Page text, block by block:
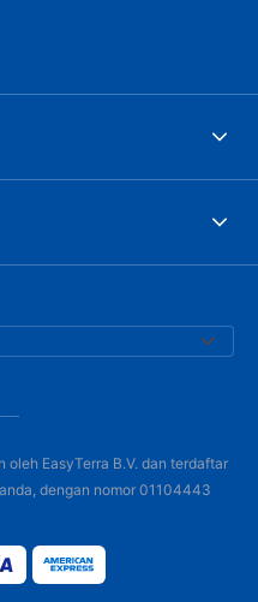
EasyTerra B.V. dan terdaftar
dengan nomor 01104443